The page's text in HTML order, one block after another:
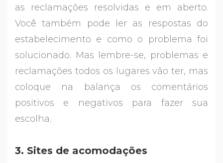
as reclamações resolvidas e em aberto.
Você também pode ler as respostas do
estabelecimento e como o problema foi
solucionado. Mas lembre-se, problemas e
reclamações todos os lugares vão ter, mas
coloque na balança os comentários
positivos e negativos para fazer sua
escolha.
3. Sites de acomodações